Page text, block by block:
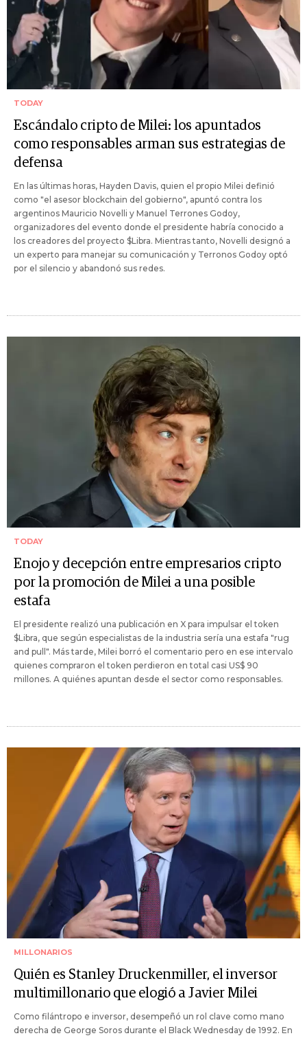
TODAY
Escándalo cripto de Milei: los apuntados
como responsables arman sus estrategias de
defensa
En las últimas horas, Hayden Davis, quien el propio Milei definió
como "el asesor blockchain del gobierno", apuntó contra los
argentinos Mauricio Novelli y Manuel Terrones Godoy,
organizadores del evento donde el presidente habría conocido a
los creadores del proyecto $Libra. Mientras tanto, Novelli designó a
un experto para manejar su comunicación y Terronos Godoy optó
por el silencio y abandonó sus redes.
TODAY
Enojo y decepción entre empresarios cripto
por la promoción de Milei a una posible
estafa
El presidente realizó una publicación en X para impulsar el token
$Libra, que según especialistas de la industria sería una estafa "rug
and pull". Más tarde, Milei borró el comentario pero en ese intervalo
quienes compraron el token perdieron en total casi US$ 90
millones. A quiénes apuntan desde el sector como responsables.
MILLONARIOS
Quién es Stanley Druckenmiller, el inversor
multimillonario que elogió a Javier Milei
Como filántropo e inversor, desempeñó un rol clave como mano
derecha de George Soros durante el Black Wednesday de 1992. En